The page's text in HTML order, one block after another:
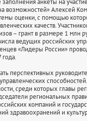
анкеты на
возможностей» Алексей
оценки, с помощью
качеств.
– грант в размере 1 млн
ведущих российских
«Лидеры России»
перспективных
среди которых главы
региональных
компаний и
здравоохранений и